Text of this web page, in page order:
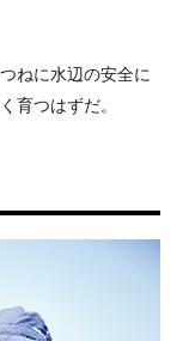
ねに水辺の安全に
育つはずだ。